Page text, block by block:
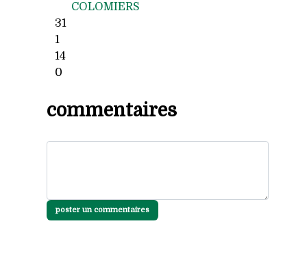
COLOMIERS
31
1
14
0
commentaires
poster un commentaires